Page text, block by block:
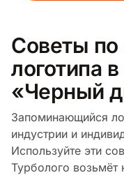
Советы
логотипа
«Черный
Запоминающийся
индустрии и
Используйте эти
Турболого возьмёт